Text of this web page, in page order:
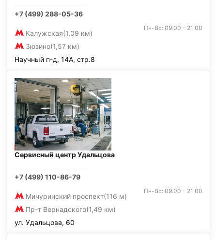
+7 (499) 288-05-36
Калужская(1,09 км)
Зюзино(1,57 км)
Пн-Вс: 09:00 - 21:00
Научный п-д, 14А, стр.8
Сервисный центр Удальцова
+7 (499) 110-86-79
Мичуринский проспект(116 м)
Пр-т Вернадского(1,49 км)
Пн-Вс: 09:00 - 21:00
ул. Удальцова, 60